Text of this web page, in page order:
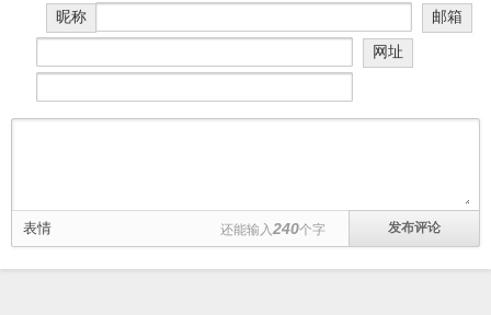
昵称
邮箱
网址
表情 还能输入 240个字